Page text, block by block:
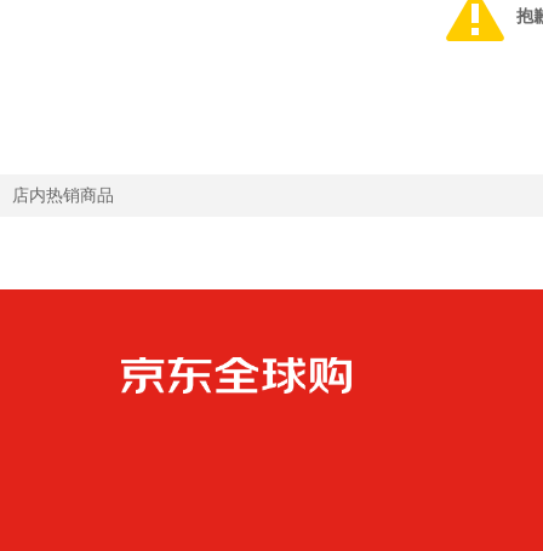
抱
店内热销商品